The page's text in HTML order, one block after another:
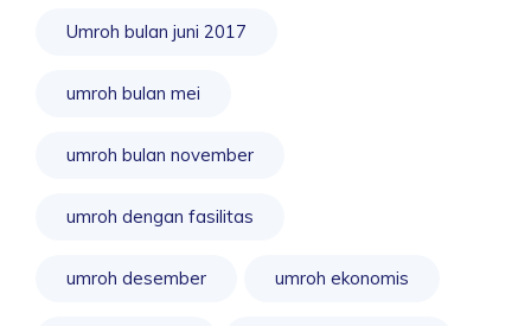
Umroh bulan juni 2017
umroh bulan mei
umroh bulan november
umroh dengan fasilitas
umroh desember umroh ekonomis